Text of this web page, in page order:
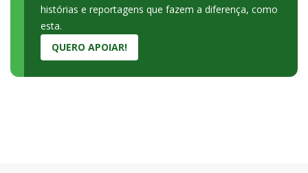
histórias e reportagens que fazem a diferença, como
esta.
QUERO APOIAR!